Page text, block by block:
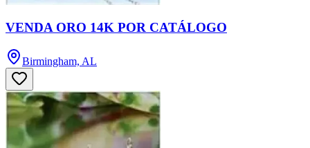
VENDA ORO 14K POR CATÁLOGO
Birmingham, AL